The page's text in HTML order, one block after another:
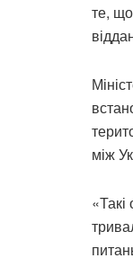
те,
між